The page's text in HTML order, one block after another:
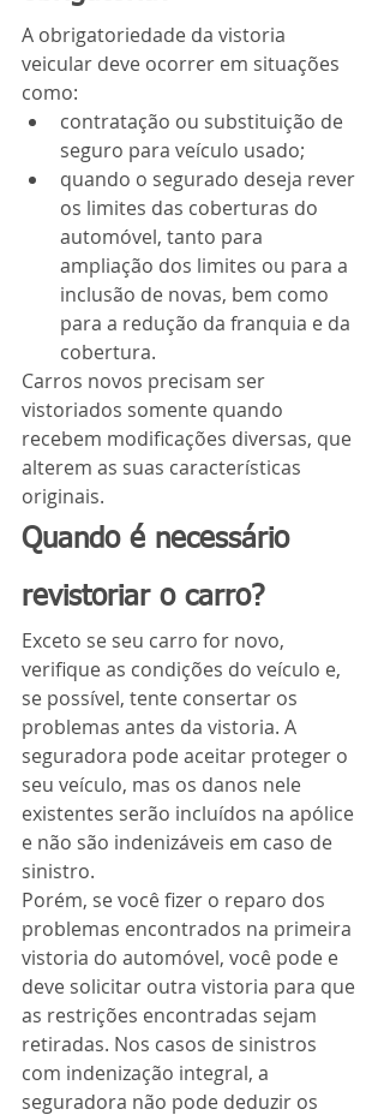
A obrigatoriedade da vistoria
veicular deve ocorrer em situações
como:
contratação ou substituição de
seguro para veículo usado;
quando o segurado deseja rever
os limites das coberturas do
automóvel, tanto para
ampliação dos limites ou para a
inclusão de novas, bem como
para a redução da franquia e da
cobertura.
Carros novos precisam ser
vistoriados somente quando
recebem modificações diversas, que
alterem as suas características
originais.
Quando é necessário
revistoriar o carro?
Exceto se seu carro for novo,
verifique as condições do veículo e,
se possível, tente consertar os
problemas antes da vistoria. A
seguradora pode aceitar proteger o
seu veículo, mas os danos nele
existentes serão incluídos na apólice
e não são indenizáveis em caso de
sinistro.
Porém, se você fizer o reparo dos
problemas encontrados na primeira
vistoria do automóvel, você pode e
deve solicitar outra vistoria para que
as restrições encontradas sejam
retiradas. Nos casos de sinistros
com indenização integral, a
seguradora não pode deduzir os